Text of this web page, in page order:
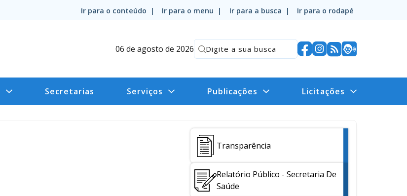
Ir para o conteúdo | Ir para o menu | Ir para a busca | Ir para o rodapé
06 de agosto de 2026
Secretarias Serviços Publicações Licitações
Transparência
Relatório Público - Secretaria De
Saúde